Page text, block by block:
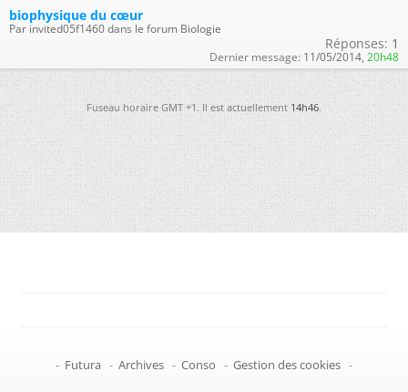
biophysique du cœur
Par invited05f1460 dans le forum Biologie
Réponses: 1
Dernier message: 11/05/2014, 20h48
Fuseau horaire GMT +1. Il est actuellement14h46.
- Futura - Archives - Conso - Gestion des cookies -